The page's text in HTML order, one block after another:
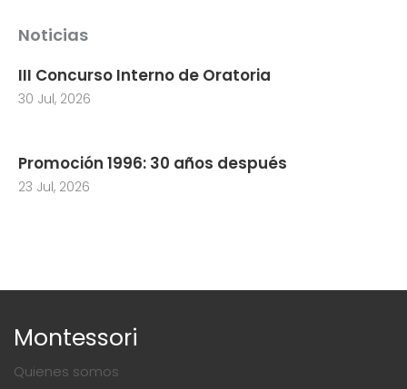
Noticias
III Concurso Interno de Oratoria
30 Jul, 2026
Promoción 1996: 30 años después
23 Jul, 2026
Montessori
Quienes somos